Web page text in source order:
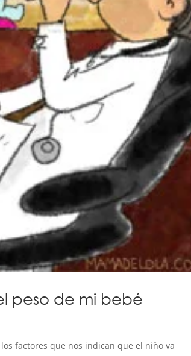
peso de mi bebé
factores que nos indican que el niño va